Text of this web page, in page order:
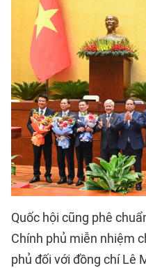
Quốc hội cũng phê
Chính phủ miễn nhiệm
phủ đối với đồng chí Lê